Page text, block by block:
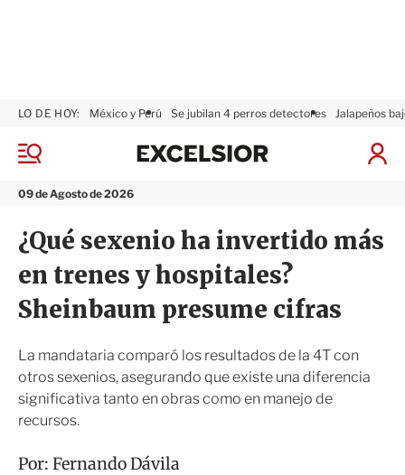
M
n
09 de Agosto de 2026
LO DE HOY: México y Perú Se jubilan 4 perros detectores Jalapeños
I
a
x
i
r
¿Qué sexenio ha invertido más
en trenes y hospitales?
Sheinbaum presume cifras
La mandataria comparó los resultados de la 4T con
otros sexenios, asegurando que existe una diferencia
significativa tanto en obras como en manejo de
recursos.
Por: Fernando Dávila